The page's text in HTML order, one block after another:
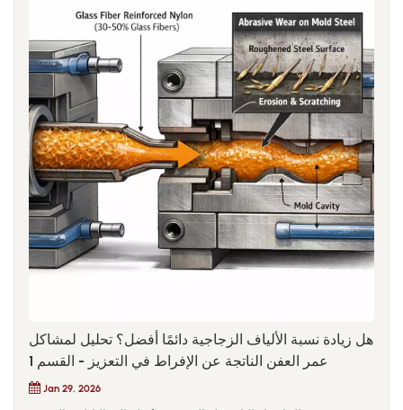
هل زيادة نسبة الألياف الزجاجية دائمًا أفضل؟ تحليل لمشاكل
عمر العفن الناتجة عن الإفراط في التعزيز - القسم 1
Jan 29, 2026